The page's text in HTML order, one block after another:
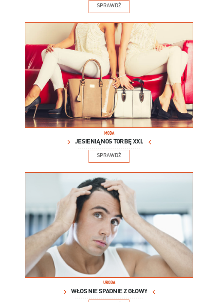
SPRAWDŹ
MODA
JESIENIĄ NOŚ TORBĘ XXL
SPRAWDŹ
URODA
WŁOS NIE SPADNIE Z GŁOWY